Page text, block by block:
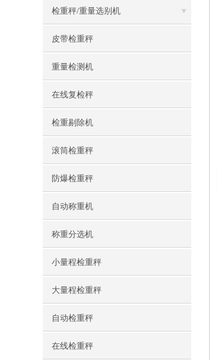
检重秤/重量选别机
皮带检重秤
重量检测机
在线复检秤
检重剔除机
滚筒检重秤
防爆检重秤
自动称重机
称重分选机
小量程检重秤
大量程检重秤
自动检重秤
在线检重秤